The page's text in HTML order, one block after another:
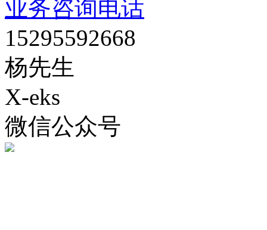
业务咨询电话
15295592668
杨先生
X-eks
微信公众号